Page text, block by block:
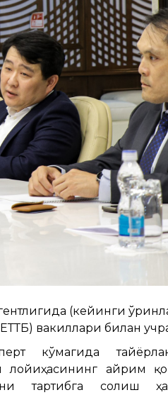
(кейинги
вакиллари билан
кўмагида
лойиҳасининг айрим
тартибга солиш